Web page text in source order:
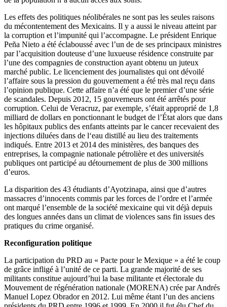
Les effets des politiques néolibérales ne sont pas les seules raisons
du mécontentement des Mexicains. Il y a aussi le niveau atteint par
la corruption et l’impunité qui l’accompagne. Le président Enrique
Peña Nieto a été éclaboussé avec l’un de de ses principaux ministres
par l’acquisition douteuse d’une luxueuse résidence construite par
l’une des compagnies de construction ayant obtenu un juteux
marché public. Le licenciement des journalistes qui ont dévoilé
l’affaire sous la pression du gouvernement a été très mal reçu dans
l’opinion publique. Cette affaire n’a été que le premier d’une série
de scandales. Depuis 2012, 15 gouverneurs ont été arrêtés pour
corruption. Celui de Veracruz, par exemple, s’était approprié de 1,8
milliard de dollars en ponctionnant le budget de l’État alors que dans
les hôpitaux publics des enfants atteints par le cancer recevaient des
injections diluées dans de l‘eau distillé au lieu des traitements
indiqués. Entre 2013 et 2014 des ministères, des banques des
entreprises, la compagnie nationale pétrolière et des universités
publiques ont participé au détournement de plus de 300 millions
d’euros.
La disparition des 43 étudiants d’Ayotzinapa, ainsi que d’autres
massacres d’innocents commis par les forces de l’ordre et l’armée
ont marqué l’ensemble de la société mexicaine qui vit déjà depuis
des longues années dans un climat de violences sans fin issues des
pratiques du crime organisé.
Reconfiguration politique
La participation du PRD au « Pacte pour le Mexique » a été le coup
de grâce infligé à l’unité de ce parti. La grande majorité de ses
militants constitue aujourd’hui la base militante et électorale du
Mouvement de régénération nationale (MORENA) crée par Andrés
Manuel Lopez Obrador en 2012. Lui même étant l’un des anciens